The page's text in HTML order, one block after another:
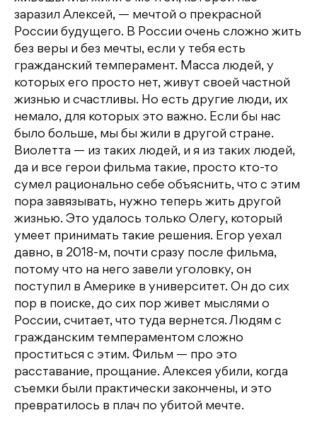
заразил Алексей, — мечтой о прекрасной
России будущего. В России очень сложно жить
без веры и без мечты, если у тебя есть
гражданский темперамент. Масса людей, у
которых его просто нет, живут своей частной
жизнью и счастливы. Но есть другие люди, их
немало, для которых это важно. Если бы нас
было больше, мы бы жили в другой стране.
Виолетта — из таких людей, и я из таких людей,
да и все герои фильма такие, просто кто-то
сумел рационально себе объяснить, что с этим
пора завязывать, нужно теперь жить другой
жизнью. Это удалось только Олегу, который
умеет принимать такие решения. Егор уехал
давно, в 2018-м, почти сразу после фильма,
потому что на него завели уголовку, он
поступил в Америке в университет. Он до сих
пор в поиске, до сих пор живет мыслями о
России, считает, что туда вернется. Людям с
гражданским темпераментом сложно
проститься с этим. Фильм — про это
расставание, прощание. Алексея убили, когда
съемки были практически закончены, и это
превратилось в плач по убитой мечте.